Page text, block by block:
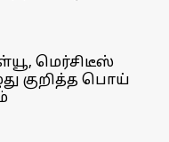
மெர்சிடீஸ்
குறித்த பொய்